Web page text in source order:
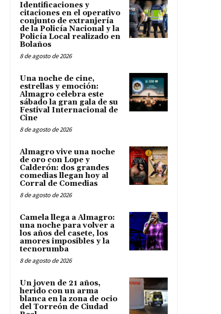
Identificaciones y
citaciones en el operativo
conjunto de extranjería
de la Policía Nacional y la
Policía Local realizado en
Bolaños
8 de agosto de 2026
Una noche de cine,
estrellas y emoción:
Almagro celebra este
sábado la gran gala de su
Festival Internacional de
Cine
8 de agosto de 2026
Almagro vive una noche
de oro con Lope y
Calderón: dos grandes
comedias llegan hoy al
Corral de Comedias
8 de agosto de 2026
Camela llega a Almagro:
una noche para volver a
los años del casete, los
amores imposibles y la
tecnorumba
8 de agosto de 2026
Un joven de 21 años,
herido con un arma
blanca en la zona de ocio
del Torreón de Ciudad